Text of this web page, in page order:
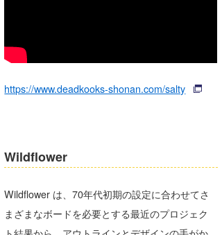
https://www.deadkooks-shonan.com/salty
Wildflower
Wildflower は、70年代初期の設定に合わせてさ
まざまなボードを必要とする最近のプロジェク